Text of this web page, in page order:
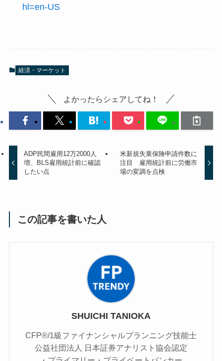
hl=en-US
経済・マーケット
よかったらシェアしてね！
ADP民間雇用12万2000人
増、BLS雇用統計前に確認
したい点
米新規失業保険申請件数に
注目 雇用統計前に労働市
場の変調を点検
この記事を書いた人
SHUICHI TANIOKA
CFP®/1級ファイナンシャルプランニング技能士
公益社団法人 日本証券アナリスト協会認定